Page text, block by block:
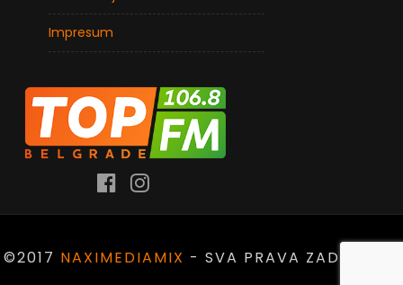
Impresum
©2017 NAXIMEDIAMIX - SVA PRAVA ZADRŽANA.